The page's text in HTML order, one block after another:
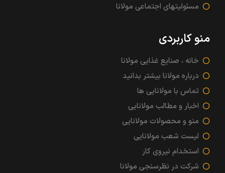
مسئولیتهای اجتماعی مولانا
منو کاربردی
خانه ، صنایع غذایی مولانا
درباره مولانا بیشتر بدانید
تماس با مولانایی ها
اخبار و مطالب مولانایی
منو و محصولات مولانایی
لیست شعب مولانایی
استخدام نیروی کار
شرکت در نظرسنجی مولانا